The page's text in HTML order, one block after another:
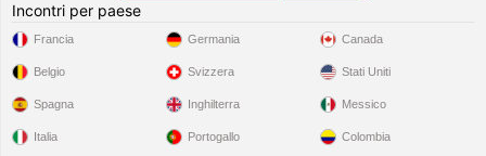
Incontri per paese
Francia
Belgio
Spagna
Italia
Germania
Svizzera
Inghilterra
Portogallo
Canada
Stati Uniti
Messico
Colombia